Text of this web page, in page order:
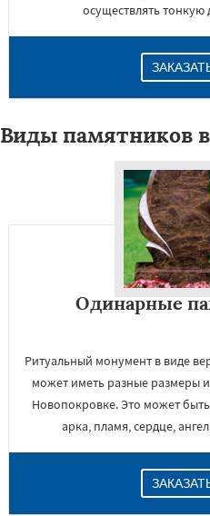
осуществлять тонкую
Виды памятников
Одинарные
Ритуальный монумент в виде
может иметь разные размеры
Новопокровке. Это может быть
арка, пламя, сердце,
Даю согласие на обработку